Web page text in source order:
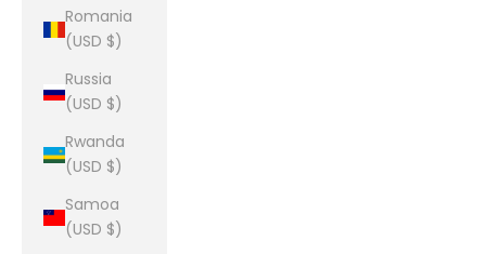
Romania
(USD $)
Russia
(USD $)
Rwanda
(USD $)
Samoa
(USD $)